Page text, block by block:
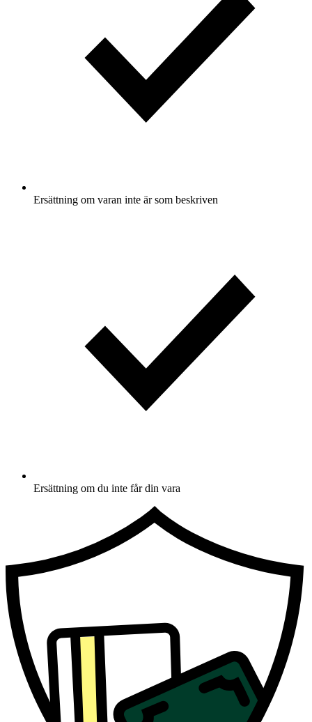
Ersättning om varan inte är som beskriven
Ersättning om du inte får din vara